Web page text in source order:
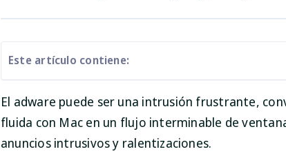
Este artículo contiene:
El adware puede ser una intrusión frustrante,
fluida con Mac en un flujo interminable de
anuncios intrusivos y ralentizaciones.